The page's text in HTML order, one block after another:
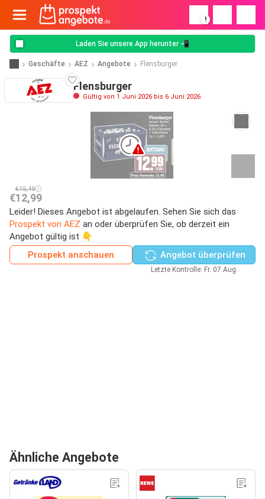
!
Laden Sie unsere App herunter 📲
Geschäfte AEZ Angebote Flensburger
Flensburger
Gültig von 1 Juni 2026 bis 6 Juni 2026
€15,49
€12,99
Leider! Dieses Angebot ist abgelaufen. Sehen Sie sich das
Prospekt von AEZ an oder überprüfen Sie, ob derzeit ein
Angebot gültig ist 👇
Prospekt anschauen
Angebot überprüfen
Letzte Kontrolle: Fr. 07 Aug.
Ähnliche Angebote